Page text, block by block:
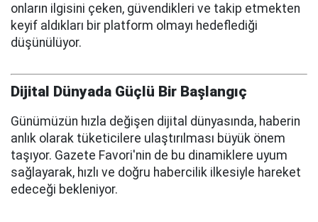
onların ilgisini çeken, güvendikleri ve takip etmekten
keyif aldıkları bir platform olmayı hedeflediği
düşünülüyor.
Dijital Dünyada Güçlü Bir Başlangıç
Günümüzün hızla değişen dijital dünyasında, haberin
anlık olarak tüketicilere ulaştırılması büyük önem
taşıyor. Gazete Favori'nin de bu dinamiklere uyum
sağlayarak, hızlı ve doğru habercilik ilkesiyle hareket
edeceği bekleniyor.